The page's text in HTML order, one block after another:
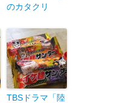
のカタクリ
TBSドラマ「陸